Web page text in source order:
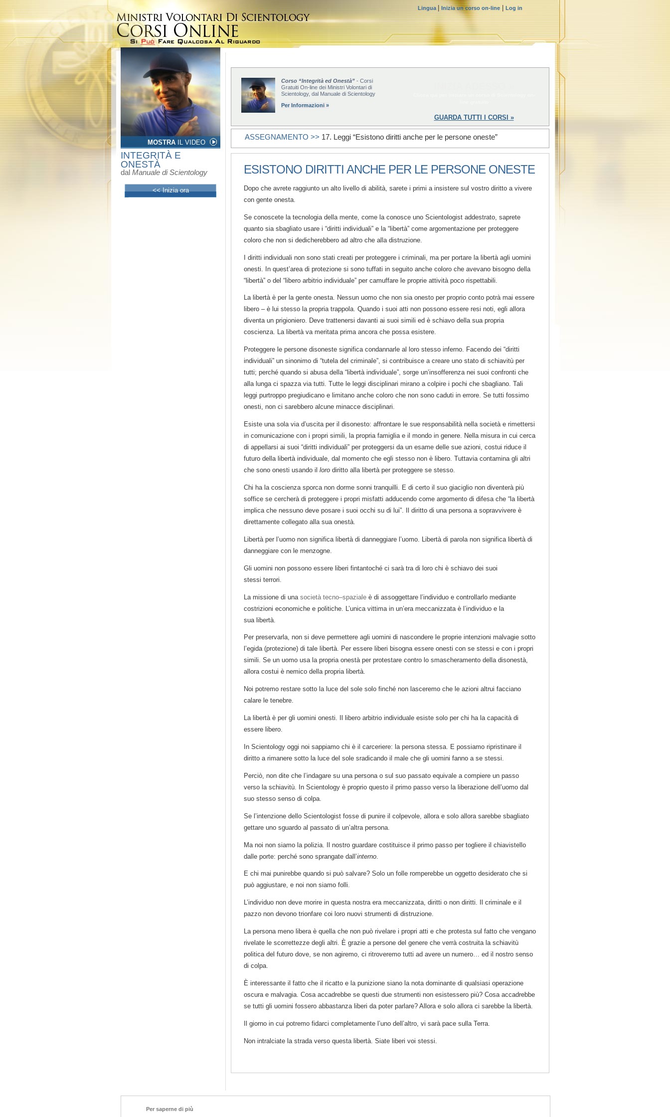
Lingua Inizia un corso on-line Log in
MOSTRA IL VIDEO
INTEGRITÀ E
ONESTÀ
dal Manuale di Scientology
<< Inizia ora
Corso “Integrità ed Onestà” - Corsi
Gratuiti On-line dei Ministri Volontari di
Scientology, dal Manuale di Scientology
Per Informazioni »
GUARDA TUTTI I CORSI »
ASSEGNAMENTO >> 17. Leggi “Esistono diritti anche per le persone oneste”
ESISTONO DIRITTI ANCHE PER LE PERSONE ONESTE
Dopo che avrete raggiunto un alto livello di abilità, sarete i primi a insistere sul vostro diritto a vivere
con gente onesta.
Se conoscete la tecnologia della mente, come la conosce uno Scientologist addestrato, saprete
quanto sia sbagliato usare i “diritti individuali” e la “libertà” come argomentazione per proteggere
coloro che non si dedicherebbero ad altro che alla distruzione.
I diritti individuali non sono stati creati per proteggere i criminali, ma per portare la libertà agli uomini
onesti. In quest’area di protezione si sono tuffati in seguito anche coloro che avevano bisogno della
“libertà” o del “libero arbitrio individuale” per camuffare le proprie attività poco rispettabili.
La libertà è per la gente onesta. Nessun uomo che non sia onesto per proprio conto potrà mai essere
libero – è lui stesso la propria trappola. Quando i suoi atti non possono essere resi noti, egli allora
diventa un prigioniero. Deve trattenersi davanti ai suoi simili ed è schiavo della sua propria
coscienza. La libertà va meritata prima ancora che possa esistere.
Proteggere le persone disoneste significa condannarle al loro stesso inferno. Facendo dei “diritti
individuali” un sinonimo di “tutela del criminale”, si contribuisce a creare uno stato di schiavitù per
tutti; perché quando si abusa della “libertà individuale”, sorge un’insofferenza nei suoi confronti che
alla lunga ci spazza via tutti. Tutte le leggi disciplinari mirano a colpire i pochi che sbagliano. Tali
leggi purtroppo pregiudicano e limitano anche coloro che non sono caduti in errore. Se tutti fossimo
onesti, non ci sarebbero alcune minacce disciplinari.
Esiste una sola via d’uscita per il disonesto: affrontare le sue responsabilità nella società e rimettersi
in comunicazione con i propri simili, la propria famiglia e il mondo in genere. Nella misura in cui cerca
di appellarsi ai suoi “diritti individuali” per proteggersi da un esame delle sue azioni, costui riduce il
futuro della libertà individuale, dal momento che egli stesso non è libero. Tuttavia contamina gli altri
che sono onesti usando il loro diritto alla libertà per proteggere se stesso.
Chi ha la coscienza sporca non dorme sonni tranquilli. E di certo il suo giaciglio non diventerà più
soffice se cercherà di proteggere i propri misfatti adducendo come argomento di difesa che “la libertà
implica che nessuno deve posare i suoi occhi su di lui”. Il diritto di una persona a sopravvivere è
direttamente collegato alla sua onestà.
Libertà per l’uomo non significa libertà di danneggiare l’uomo. Libertà di parola non significa libertà di
danneggiare con le menzogne.
Gli uomini non possono essere liberi fintantoché ci sarà tra di loro chi è schiavo dei suoi
stessi terrori.
La missione di una società tecno–spaziale è di assoggettare l’individuo e controllarlo mediante
costrizioni economiche e politiche. L’unica vittima in un’era meccanizzata è l’individuo e la
sua libertà.
Per preservarla, non si deve permettere agli uomini di nascondere le proprie intenzioni malvagie sotto
l’egida (protezione) di tale libertà. Per essere liberi bisogna essere onesti con se stessi e con i propri
simili. Se un uomo usa la propria onestà per protestare contro lo smascheramento della disonestà,
allora costui è nemico della propria libertà.
Noi potremo restare sotto la luce del sole solo finché non lasceremo che le azioni altrui facciano
calare le tenebre.
La libertà è per gli uomini onesti. Il libero arbitrio individuale esiste solo per chi ha la capacità di
essere libero.
In Scientology oggi noi sappiamo chi è il carceriere: la persona stessa. E possiamo ripristinare il
diritto a rimanere sotto la luce del sole sradicando il male che gli uomini fanno a se stessi.
Perciò, non dite che l’indagare su una persona o sul suo passato equivale a compiere un passo
verso la schiavitù. In Scientology è proprio questo il primo passo verso la liberazione dell’uomo dal
suo stesso senso di colpa.
Se l’intenzione dello Scientologist fosse di punire il colpevole, allora e solo allora sarebbe sbagliato
gettare uno sguardo al passato di un’altra persona.
Ma noi non siamo la polizia. Il nostro guardare costituisce il primo passo per togliere il chiavistello
dalle porte: perché sono sprangate dall’interno
E chi mai punirebbe quando si può salvare? Solo un folle romperebbe un oggetto desiderato che si
può aggiustare, e noi non siamo folli.
L’individuo non deve morire in questa nostra era meccanizzata, diritti o non diritti. Il criminale e il
pazzo non devono trionfare coi loro nuovi strumenti di distruzione.
La persona meno libera è quella che non può rivelare i propri atti e che protesta sul fatto che vengano
rivelate le scorrettezze degli altri. È grazie a persone del genere che verrà costruita la schiavitù
politica del futuro dove, se non agiremo, ci ritroveremo tutti ad avere un numero… ed il nostro senso
di colpa.
È interessante il fatto che il ricatto e la punizione siano la nota dominante di qualsiasi operazione
oscura e malvagia. Cosa accadrebbe se questi due strumenti non esistessero più? Cosa accadrebbe
se tutti gli uomini fossero abbastanza liberi da poter parlare? Allora e solo allora ci sarebbe la libertà.
Il giorno in cui potremo fidarci completamente l’uno dell’altro, vi sarà pace sulla Terra.
Non intralciate la strada verso questa libertà. Siate liberi voi stessi.
Per saperne di più